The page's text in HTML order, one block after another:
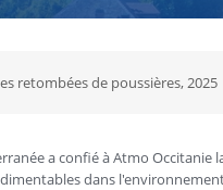
retombées de poussières, 2025
a confié à Atmo Occitanie
dans